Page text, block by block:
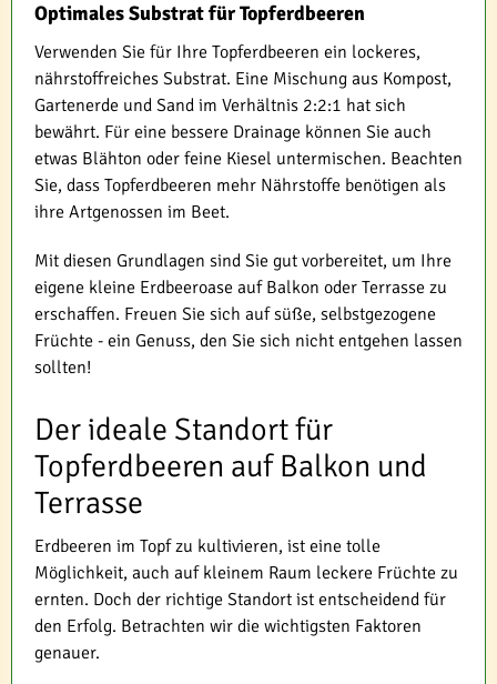
Optimales Substrat für Topferdbeeren
Verwenden Sie für Ihre Topferdbeeren ein lockeres,
nährstoffreiches Substrat. Eine Mischung aus Kompost,
Gartenerde und Sand im Verhältnis 2:2:1 hat sich
bewährt. Für eine bessere Drainage können Sie auch
etwas Blähton oder feine Kiesel untermischen. Beachten
Sie, dass Topferdbeeren mehr Nährstoffe benötigen als
ihre Artgenossen im Beet.
Mit diesen Grundlagen sind Sie gut vorbereitet, um Ihre
eigene kleine Erdbeeroase auf Balkon oder Terrasse zu
erschaffen. Freuen Sie sich auf süße, selbstgezogene
Früchte - ein Genuss, den Sie sich nicht entgehen lassen
sollten!
Der ideale Standort für
Topferdbeeren auf Balkon und
Terrasse
Erdbeeren im Topf zu kultivieren, ist eine tolle
Möglichkeit, auch auf kleinem Raum leckere Früchte zu
ernten. Doch der richtige Standort ist entscheidend für
den Erfolg. Betrachten wir die wichtigsten Faktoren
genauer.